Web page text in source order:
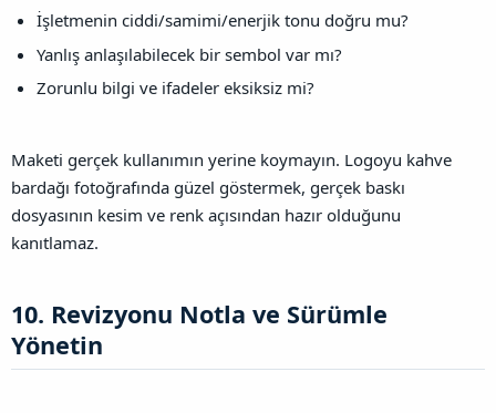
İşletmenin ciddi/samimi/enerjik tonu doğru mu?
Yanlış anlaşılabilecek bir sembol var mı?
Zorunlu bilgi ve ifadeler eksiksiz mi?
Maketi gerçek kullanımın yerine koymayın. Logoyu kahve
bardağı fotoğrafında güzel göstermek, gerçek baskı
dosyasının kesim ve renk açısından hazır olduğunu
kanıtlamaz.
10. Revizyonu Notla ve Sürümle
Yönetin​